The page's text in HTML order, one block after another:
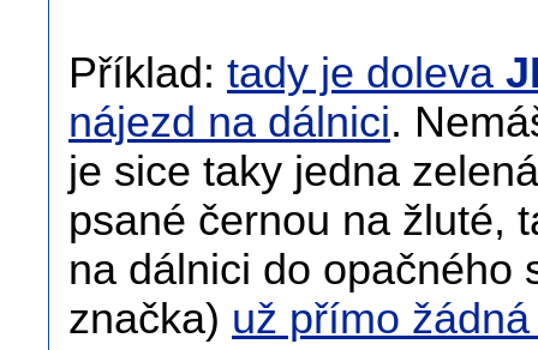
Příklad: tady je doleva
nájezd na dálnici.
je sice taky jedna
psané černou na žluté,
na dálnici do opačného
značka) už přímo